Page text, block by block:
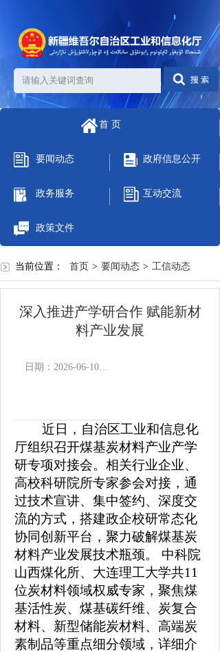
首 页
要闻动态 政府信息公开
政务服务 互动交流
政策文件
当前位置： 首页 > 要闻动态 > 工信动态
深入推进产学研合作 赋能新材
料产业发展
近日，自治区工业和信息化
厅组织召开煤基炭材料产业产学
研专项对接会。相关行业企业、
高校科研院所专家参会对接，通
过技术宣讲、集中签约、深度交
流的方式，搭建政企校研常态化
协同创新平台，聚力破解煤基炭
材料产业发展技术瓶颈。 中科院
山西煤化所、大连理工大学共11
位炭材料领域权威专家，聚焦煤
基活性炭、煤基碳纤维、炭复合
材料、新型储能炭材料、高端炭
素制品等重点细分领域，详细介